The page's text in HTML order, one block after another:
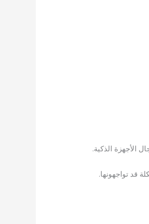
الأجهزة الذكية.
قد تواجهونها.